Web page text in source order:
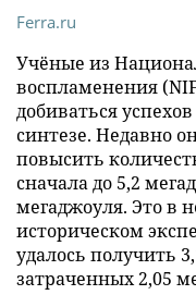
Ferra.ru
Учёные из
воспламенения
добиваться
синтезе. Недавно
повысить
сначала до 5,2
мегаджоуля. Это в
историческом
удалось получить
затраченных 2,05